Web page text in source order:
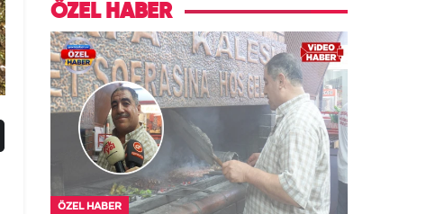
ÖZEL HABER
ÖZEL HABER